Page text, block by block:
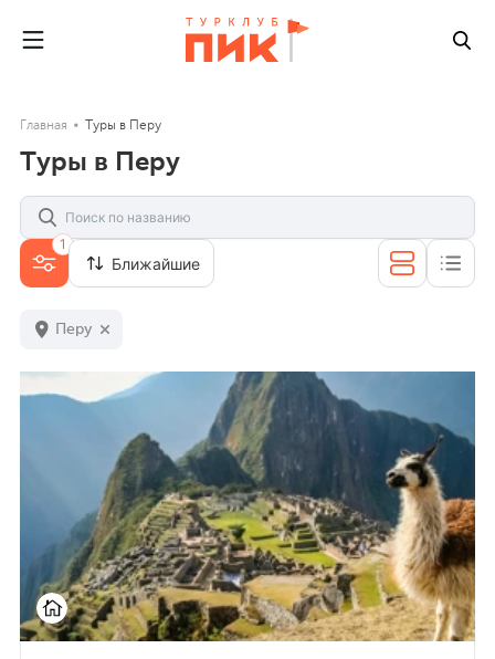
Главная Туры в Перу
Туры в Перу
1
Ближайшие
Перу